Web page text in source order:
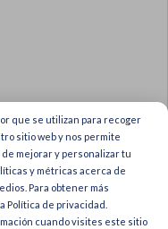
que se utilizan para recoger
sitio web y nos permite
mejorar y personalizar tu
y métricas acerca de
Para obtener más
Política de privacidad.
cuando visites este sitio